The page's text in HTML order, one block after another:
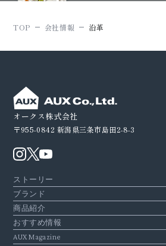
TOP 会社情報 沿革
オークス株式会社
〒955-0842 新潟県三条市島田2-8-3
ストーリー
ブランド
商品紹介
おすすめ情報
AUX Magazine